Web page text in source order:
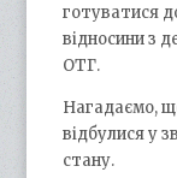
готуватися
відносини з
ОТГ.
Нагадаємо,
відбулися у
стану.